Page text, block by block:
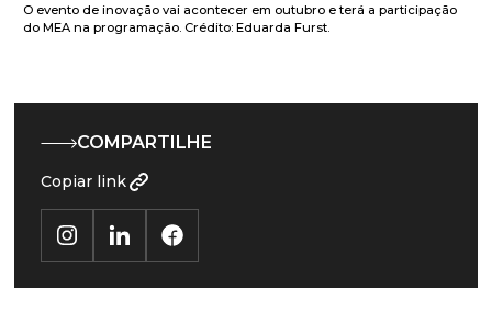
O evento de inovação vai acontecer em outubro e terá a participação
do MEA na programação. Crédito: Eduarda Furst.
COMPARTILHE
Copiar link